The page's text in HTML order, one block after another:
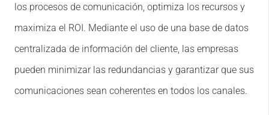
los procesos de comunicación, optimiza los recursos y
maximiza el ROI. Mediante el uso de una base de datos
centralizada de información del cliente, las empresas
pueden minimizar las redundancias y garantizar que sus
comunicaciones sean coherentes en todos los canales.